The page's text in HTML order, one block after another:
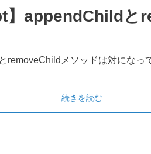
】appendChildと
removeChildメソッドは対になっ
続きを読む